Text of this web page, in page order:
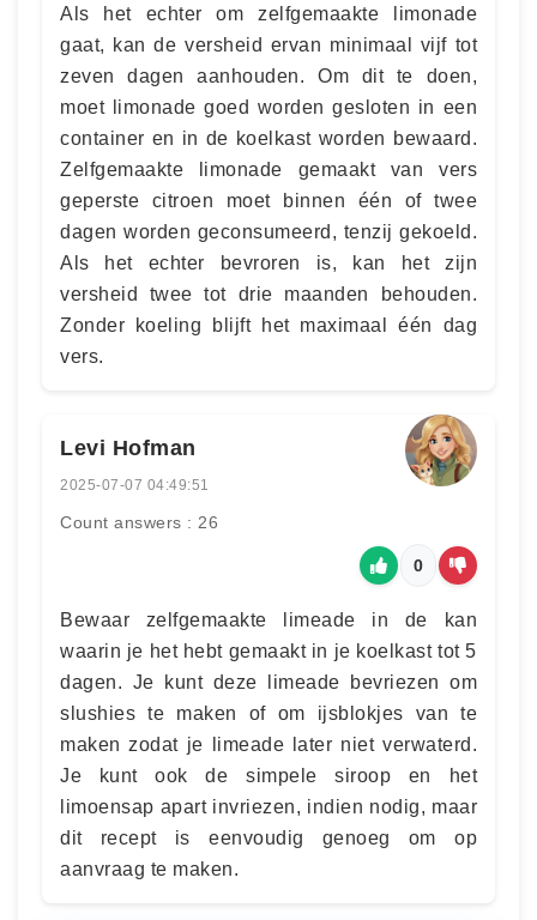
Als het echter om zelfgemaakte limonade
gaat, kan de versheid ervan minimaal vijf tot
zeven dagen aanhouden. Om dit te doen,
moet limonade goed worden gesloten in een
container en in de koelkast worden bewaard.
Zelfgemaakte limonade gemaakt van vers
geperste citroen moet binnen één of twee
dagen worden geconsumeerd, tenzij gekoeld.
Als het echter bevroren is, kan het zijn
versheid twee tot drie maanden behouden.
Zonder koeling blijft het maximaal één dag
vers.
Levi Hofman
2025-07-07 04:49:51
Count answers : 26
0
Bewaar zelfgemaakte limeade in de kan
waarin je het hebt gemaakt in je koelkast tot 5
dagen. Je kunt deze limeade bevriezen om
slushies te maken of om ijsblokjes van te
maken zodat je limeade later niet verwaterd.
Je kunt ook de simpele siroop en het
limoensap apart invriezen, indien nodig, maar
dit recept is eenvoudig genoeg om op
aanvraag te maken.